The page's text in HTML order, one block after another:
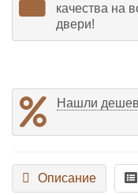
качества на
двери!
Нашли
Описание